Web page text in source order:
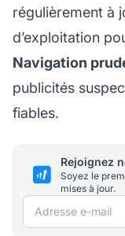
régulièrement à
d’exploitation
Navigation
publicités
fiables.
Rejoignez
Soyez le
mises à jour.
Adresse e-mail